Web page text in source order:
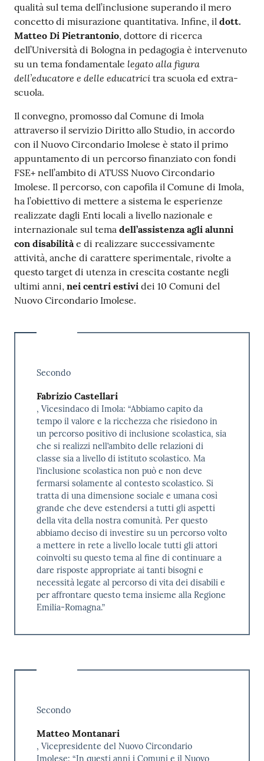
qualità sul tema dell’inclusione superando il mero
concetto di misurazione quantitativa. Infine, il dott.
Matteo Di Pietrantonio, dottore di ricerca
dell’Università di Bologna in pedagogia è intervenuto
su un tema fondamentale legato alla figura
dell’educatore e delle educatrici tra scuola ed extra-
scuola.
Il convegno, promosso dal Comune di Imola
attraverso il servizio Diritto allo Studio, in accordo
con il Nuovo Circondario Imolese è stato il primo
appuntamento di un percorso finanziato con fondi
FSE+ nell’ambito di ATUSS Nuovo Circondario
Imolese. Il percorso, con capofila il Comune di Imola,
ha l’obiettivo di mettere a sistema le esperienze
realizzate dagli Enti locali a livello nazionale e
internazionale sul tema dell’assistenza agli alunni
con disabilità e di realizzare successivamente
attività, anche di carattere sperimentale, rivolte a
questo target di utenza in crescita costante negli
ultimi anni, nei centri estivi dei 10 Comuni del
Nuovo Circondario Imolese.
Secondo
Fabrizio Castellari
, Vicesindaco di Imola: “Abbiamo capito da
tempo il valore e la ricchezza che risiedono in
un percorso positivo di inclusione scolastica, sia
che si realizzi nell’ambito delle relazioni di
classe sia a livello di istituto scolastico. Ma
l’inclusione scolastica non può e non deve
fermarsi solamente al contesto scolastico. Si
tratta di una dimensione sociale e umana così
grande che deve estendersi a tutti gli aspetti
della vita della nostra comunità. Per questo
abbiamo deciso di investire su un percorso volto
a mettere in rete a livello locale tutti gli attori
coinvolti su questo tema al fine di continuare a
dare risposte appropriate ai tanti bisogni e
necessità legate al percorso di vita dei disabili e
per affrontare questo tema insieme alla Regione
Emilia-Romagna.”
Secondo
Matteo Montanari
, Vicepresidente del Nuovo Circondario